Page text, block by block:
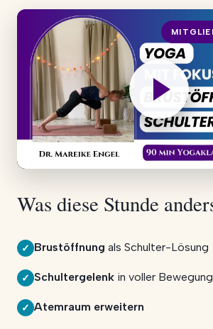
Was diese Stunde
✓ Brustöffnung als Schulter-Lösung
✓ Schultergelenk in voller
✓ Atemraum erweitern